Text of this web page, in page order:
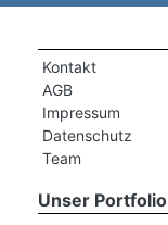
Kontakt
AGB
Impressum
Datenschutz
Team
Unser Portfolio